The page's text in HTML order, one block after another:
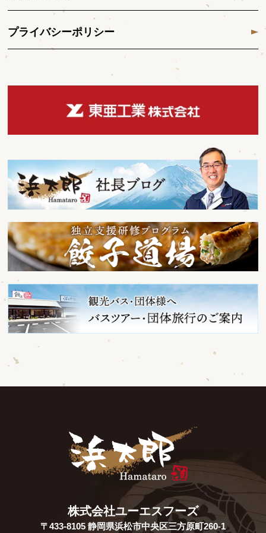
プライバシーポリシー
株式会社ユーエスフーズ
〒433-8105 静岡県浜松市中央区三方原町260-1